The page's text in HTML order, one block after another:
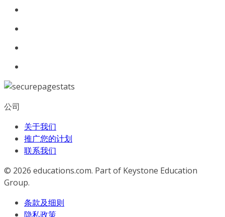
公司
关于我们
推广您的计划
联系我们
© 2026 educations.com. Part of Keystone Education
Group.
条款及细则
隐私政策